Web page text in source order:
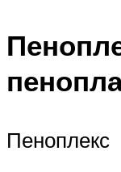
Пеноплекс